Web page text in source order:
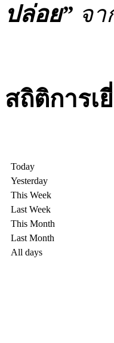
ปล่อย” จ
สถิติการเ
Today
Yesterday
This Week
Last Week
This Month
Last Month
All days